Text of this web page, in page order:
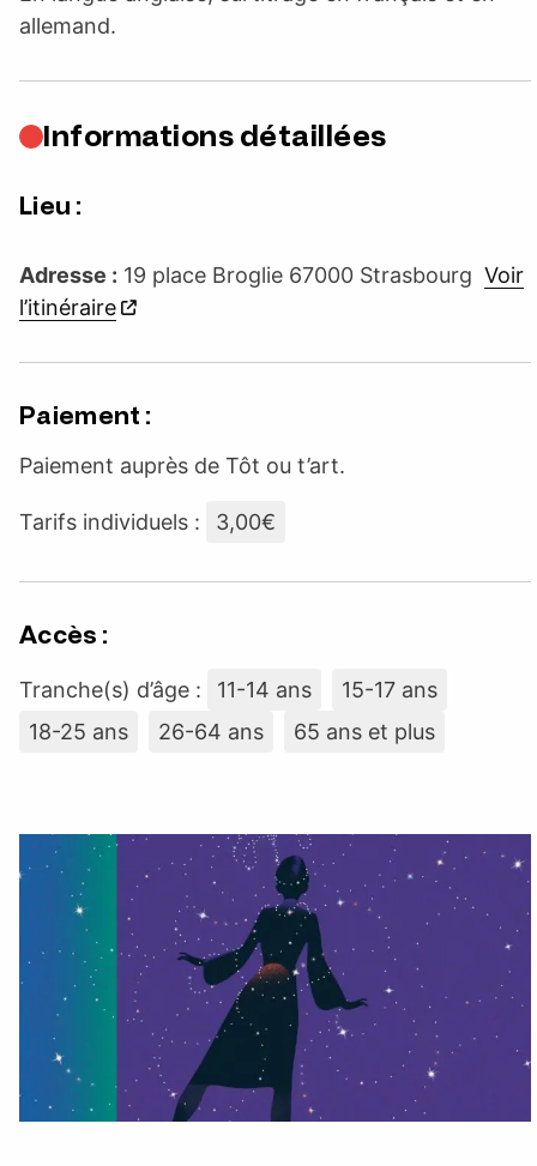
allemand.
Informations détaillées
Lieu :
Adresse : 19 place Broglie 67000 Strasbourg Voir
l’itinéraire
Paiement :
Paiement auprès de Tôt ou t’art.
Tarifs individuels : 3,00€
Accès :
Tranche(s) d’âge : 11-14 ans
15-17 ans
18-25 ans
26-64 ans 65 ans et plus